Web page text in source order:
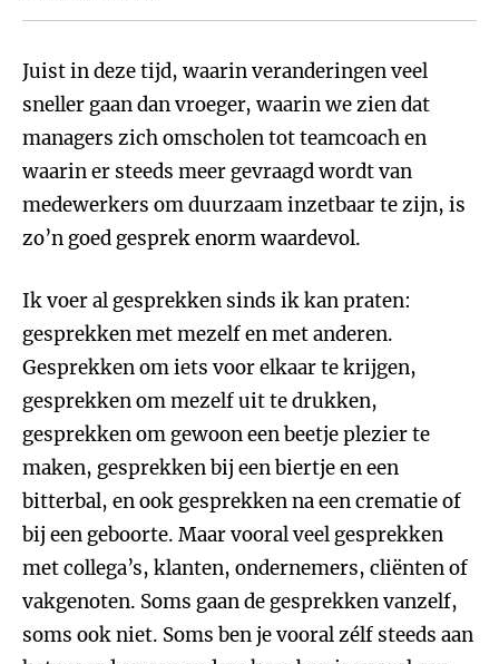
Juist in deze tijd, waarin veranderingen veel
sneller gaan dan vroeger, waarin we zien dat
managers zich omscholen tot teamcoach en
waarin er steeds meer gevraagd wordt van
medewerkers om duurzaam inzetbaar te zijn, is
zo’n goed gesprek enorm waardevol.
Ik voer al gesprekken sinds ik kan praten:
gesprekken met mezelf en met anderen.
Gesprekken om iets voor elkaar te krijgen,
gesprekken om mezelf uit te drukken,
gesprekken om gewoon een beetje plezier te
maken, gesprekken bij een biertje en een
bitterbal, en ook gesprekken na een crematie of
bij een geboorte. Maar vooral veel gesprekken
met collega’s, klanten, ondernemers, cliënten of
vakgenoten. Soms gaan de gesprekken vanzelf,
soms ook niet. Soms ben je vooral zélf steeds aan